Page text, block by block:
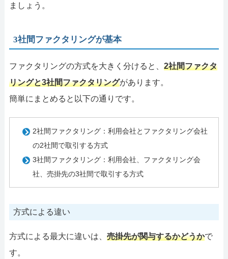
ましょう。
3社間ファクタリングが基本
ファクタリングの方式を大きく分けると、 2社間ファクタ
リングと3社間ファクタリングがあります。
簡単にまとめると以下の通りです。
2社間ファクタリング：利用会社とファクタリング会社
の2社間で取引する方式
3社間ファクタリング：利用会社、ファクタリング会
社、売掛先の3社間で取引する方式
方式による違い
方式による最大に違いは、 売掛先が関与するかどうかで
す。